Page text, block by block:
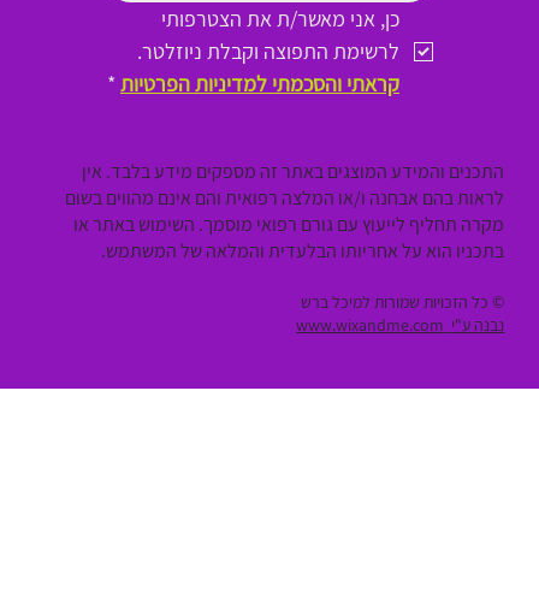
לרשימת התפוצה וקבלת ניוזלטר.
קראתי והסכמתי למדיניות הפרטיות *
התכנים והמידע המוצגים באתר זה מספקים מידע בלבד. אין
לראות בהם אבחנה ו/או המלצה רפואית והם אינם מהווים בשום
מקרה תחליף לייעוץ עם גורם רפואי מוסמך. השימוש באתר או
בתכניו הוא על אחריותו הבלעדית והמלאה של המשתמש.
© כל הזכויות שמורות למיכל ברש
נבנה ע"י